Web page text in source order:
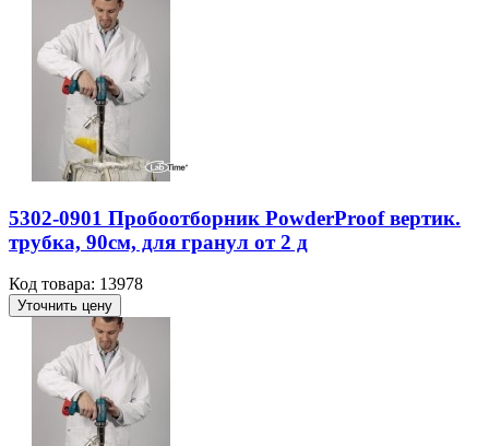
5302-0901 Пробоотборник PowderProof вертик.
трубка, 90см, для гранул от 2 д
Код товара: 13978
Уточнить цену